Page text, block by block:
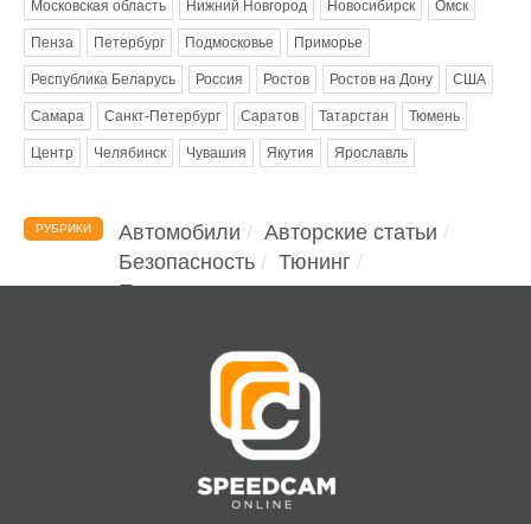
Московская область Нижний Новгород Новосибирск Омск
Пенза Петербург Подмосковье Приморье
Республика Беларусь Россия Ростов Ростов на Дону США
Самара Санкт-Петербург Саратов Татарстан Тюмень
Центр Челябинск Чувашия Якутия Ярославль
РУБРИКИ Автомобили
Авторские статьи
Безопасность
Тюнинг
Помощь водителю